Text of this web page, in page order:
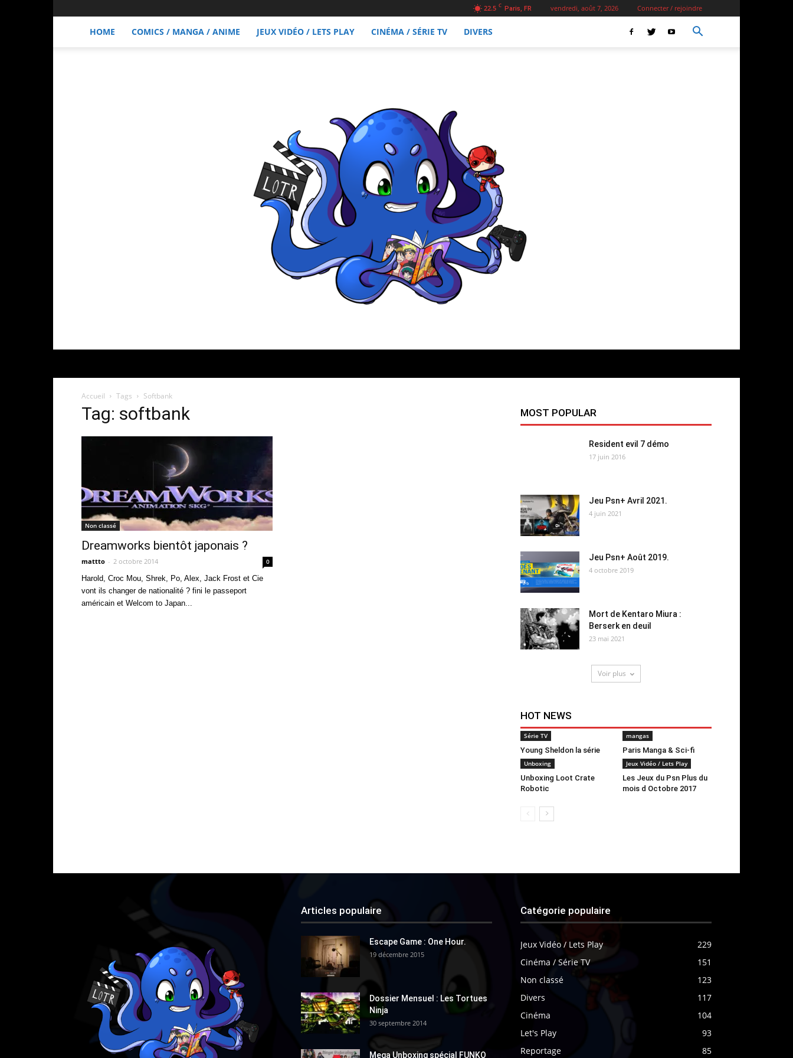
22.5 C Paris, FR vendredi, août 7, 2026 Connecter / rejoindre
HOME COMICS / MANGA / ANIME JEUX VIDÉO / LETS PLAY CINÉMA / SÉRIE TV DIVERS
Accueil Tags Softbank
Tag: softbank
Non classé
Dreamworks bientôt japonais ?
mattto - 2 octobre 2014 0
Harold, Croc Mou, Shrek, Po, Alex, Jack Frost et Cie
vont ils changer de nationalité ? fini le passeport
américain et Welcom to Japan...
MOST POPULAR
Resident evil 7 démo
17 juin 2016
Jeu Psn+ Avril 2021.
4 juin 2021
Jeu Psn+ Août 2019.
4 octobre 2019
Mort de Kentaro Miura :
Berserk en deuil
23 mai 2021
Voir plus
HOT NEWS
Série TV
Young Sheldon la série
mangas
Paris Manga & Sci-fi
Unboxing
Unboxing Loot Crate
Robotic
Jeux Vidéo / Lets Play
Les Jeux du Psn Plus du
mois d Octobre 2017
Articles populaire
Escape Game : One Hour.
19 décembre 2015
Dossier Mensuel : Les Tortues
Ninja
30 septembre 2014
Mega Unboxing spécial FUNKO
Catégorie populaire
Jeux Vidéo / Lets Play
229
Cinéma / Série TV
151
Non classé
123
Divers
117
Cinéma
104
Let's Play
93
Reportage
85